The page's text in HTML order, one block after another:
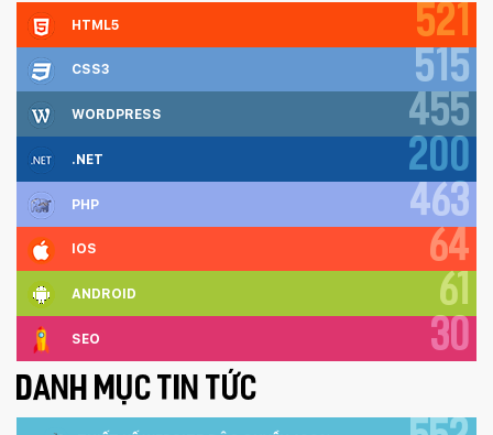
HTML5 521
CSS3 515
WORDPRESS 455
.NET 200
PHP 463
IOS 64
ANDROID 61
SEO 30
DANH MỤC TIN TỨC